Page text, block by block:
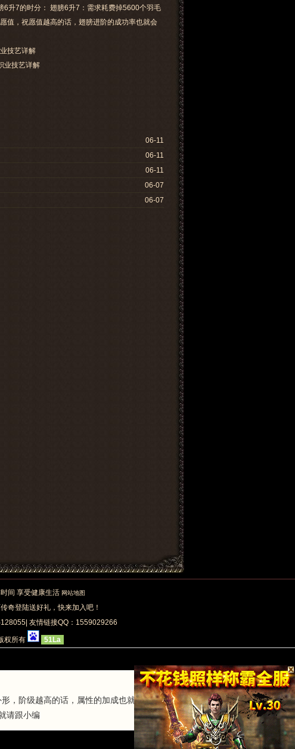
6升7的时分： 翅膀6升7：需求耗费掉5600个羽毛
值，祝愿值越高的话，翅膀进阶的成功率也就会
技艺详解
业技艺详解
06-11
06-11
06-11
06-07
06-07
间 享受健康生活 网站地图
奇登陆送好礼，快来加入吧！
友情链接QQ：1559029266
权所有 51La
，阶级越高的话，属性的加成也就会越加地弱
请跟小编